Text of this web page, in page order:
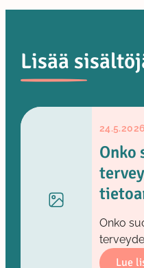
Lisää
Onko
hoito
Onko
Lue